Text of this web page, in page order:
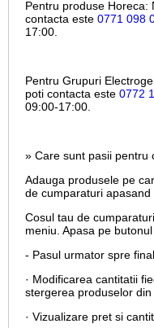
Pentru produse Horeca:
contacta este 0771 098
17:00.
Pentru Grupuri
poti contacta este 0772
09:00-17:00.
» Care sunt pasii pentru
Adauga produsele pe
de cumparaturi apasand
Cosul tau de
meniu. Apasa pe butonul
- Pasul urmator spre
· Modificarea cantitatii
stergerea produselor din
· Vizualizare pret si